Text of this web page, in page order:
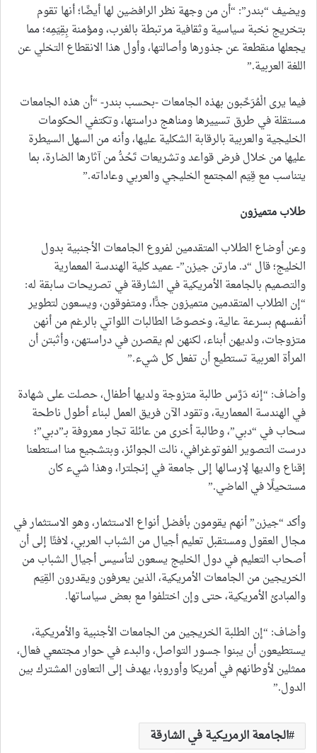
ويضيف “بندر”: “أن من وجهة نظر الرافضين لها أيضًا؛ أنها تقوم
بتخريج نخبة سياسية وثقافية مرتبطة بالغرب، ومؤمنة بِقِيَمِه؛ مما
يجعلها منقطعة عن جذورها وأصالتها، وأول هذا الانقطاع التخلي عن
اللغة العربية.”
فيما يرى الْمُرَحِّبون بهذه الجامعات -بحسب بندر- “أن هذه الجامعات
مستقلة في طرق تسييرها ومناهج دراستها، وتكتفي الحكومات
الخليجية والعربية بالرقابة الشكلية عليها، وأنه من السهل السيطرة
عليها من خلال فرض قواعد وتشريعات تَحُدُّ من آثارها الضارة، بما
يتناسب مع قِيَم المجتمع الخليجي والعربي وعاداته.”
طلاب متميزون
وعن أوضاع الطلاب المتقدمين لفروع الجامعات الأجنبية بدول
الخليج؛ قال “د. مارتن جيزن”- عميد كلية الهندسة المعمارية
والتصميم بالجامعة الأمريكية في الشارقة في تصريحات سابقة له:
“إن الطلاب المتقدمين متميزون جدًّا، ومتفوقون، ويسعون لتطوير
أنفسهم بسرعة عالية، وخصوصًا الطالبات اللواتي بالرغم من أنهن
متزوجات، ولديهن أبناء، لكنهن لم يقصرن في دراستهن، وأثبتن أن
المرأة العربية تستطيع أن تفعل كل شيء.”
وأضاف: “إنه دَرَّس طالبة متزوجة ولديها أطفال، حصلت على شهادة
في الهندسة المعمارية، وتقود الآن فريق العمل لبناء أطول ناطحة
سحاب في “دبي”، وطالبة أخرى من عائلة تجار معروفة بـ”دبي”؛
درست التصوير الفوتوغرافي، نالت الجوائز، وبتشجيع منا استطعنا
إقناع والديها لإرسالها إلى جامعة في إنجلترا، وهذا شيء كان
مستحيلًا في الماضي.”
وأكد “جيزن” أنهم يقومون بأفضل أنواع الاستثمار، وهو الاستثمار في
مجال العقول ومستقبل تعليم أجيال من الشباب العربي، لافتًا إلى أن
أصحاب التعليم في دول الخليج يسعون لتأسيس أجيال الشباب من
الخريجين من الجامعات الأمريكية، الذين يعرفون ويقدرون القِيَم
والمبادئ الأمريكية، حتى وإن اختلفوا مع بعض سياساتها.
وأضاف: “إن الطلبة الخريجين من الجامعات الأجنبية والأمريكية،
يستطيعون أن يبنوا جسور التواصل، والبدء في حوار مجتمعي فعال،
ممثلين لأوطانهم في أمريكا وأوروبا، يهدف إلى التعاون المشترك بين
الدول.”
الجامعة الرمريكية في الشارقة